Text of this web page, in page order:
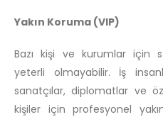
Yakın Koruma (VIP)
Bazı kişi ve kurumlar için
yeterli olmayabilir. İş
sanatçılar, diplomatlar ve
kişiler için profesyonel